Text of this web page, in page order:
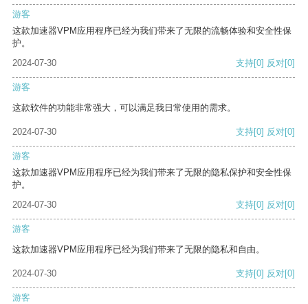
游客
这款加速器VPM应用程序已经为我们带来了无限的流畅体验和安全性保
护。
2024-07-30
支持[0] 反对[0]
游客
这款软件的功能非常强大，可以满足我日常使用的需求。
2024-07-30 支持[0] 反对[0]
游客
这款加速器VPM应用程序已经为我们带来了无限的隐私保护和安全性保
护。
2024-07-30
支持[0] 反对[0]
游客
这款加速器VPM应用程序已经为我们带来了无限的隐私和自由。
2024-07-30 支持[0] 反对[0]
游客